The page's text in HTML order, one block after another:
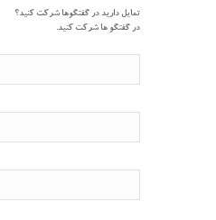
تمایل دارید در گفتگوها شرکت کنید؟
در گفتگو ها شرکت کنید.